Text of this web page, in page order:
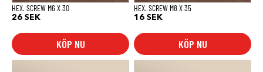
HEX. SCREW M6 X 30
26 SEK
KÖP NU
HEX. SCREW M8 X 35
16 SEK
KÖP NU